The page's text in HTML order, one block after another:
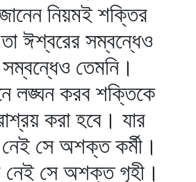
নিয়মই শক্তির
ঈশ্বরের সম্বন্ধেও
তেমনি।
লঙ্ঘন করব শক্তিকে
করা হবে। যার
সে অশক্ত কর্মী।
নেই সে অশক্ত গৃহী।